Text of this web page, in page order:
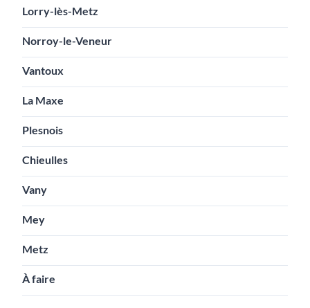
Lorry-lès-Metz
Norroy-le-Veneur
Vantoux
La Maxe
Plesnois
Chieulles
Vany
Mey
Metz
À faire